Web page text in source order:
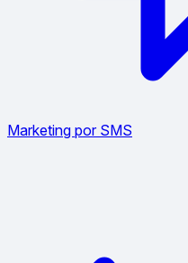
Marketing por SMS